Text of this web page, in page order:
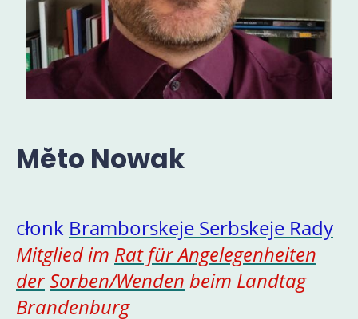
Měto Nowak
cłonk Bramborskeje Serbskeje Rady
Mitglied im Rat für Angelegenheiten
derSorben/Wenden beim Landtag
Brandenburg